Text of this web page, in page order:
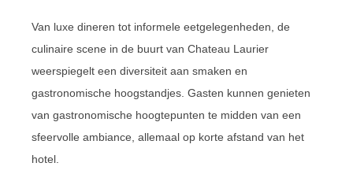
Van luxe dineren tot informele eetgelegenheden, de
culinaire scene in de buurt van Chateau Laurier
weerspiegelt een diversiteit aan smaken en
gastronomische hoogstandjes. Gasten kunnen genieten
van gastronomische hoogtepunten te midden van een
sfeervolle ambiance, allemaal op korte afstand van het
hotel.